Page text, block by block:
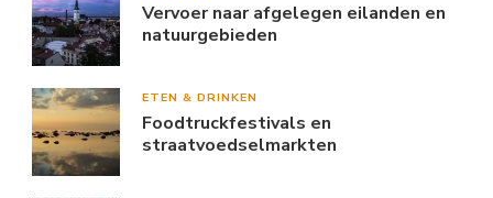
Vervoer naar afgelegen eilanden en
natuurgebieden
ETEN & DRINKEN
Foodtruckfestivals en
straatvoedselmarkten